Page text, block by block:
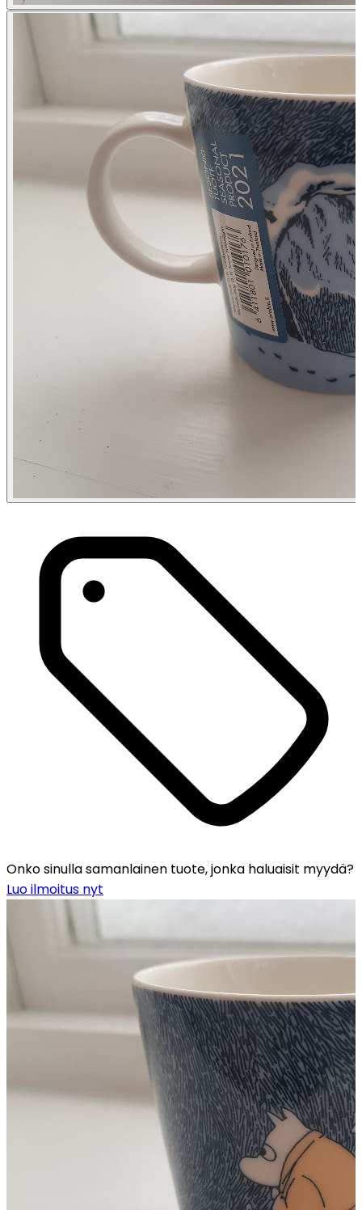
Onko sinulla samanlainen tuote, jonka haluaisit myydä?
Luo ilmoitus nyt